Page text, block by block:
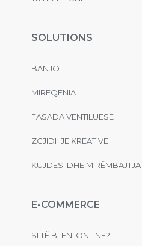
SOLUTIONS
BANJO
MIRËQENIA
FASADA VENTILUESE
ZGJIDHJE KREATIVE
KUJDESI DHE MIRËMBAJTJA
E-COMMERCE
SI TË BLENI ONLINE?